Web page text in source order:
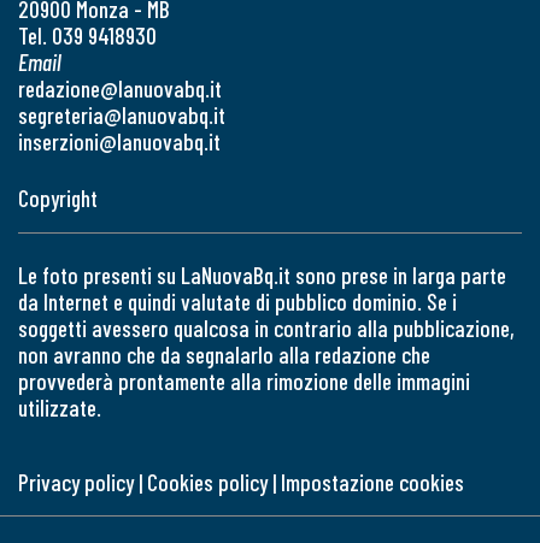
20900 Monza - MB
Tel. 039 9418930
Email
redazione@lanuovabq.it
segreteria@lanuovabq.it
inserzioni@lanuovabq.it
Copyright
Le foto presenti su LaNuovaBq.it sono prese in larga parte
da Internet e quindi valutate di pubblico dominio. Se i
soggetti avessero qualcosa in contrario alla pubblicazione,
non avranno che da segnalarlo alla redazione che
provvederà prontamente alla rimozione delle immagini
utilizzate.
Privacy policy| Cookies policy| Impostazione cookies